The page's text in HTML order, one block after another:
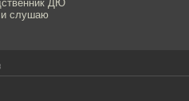
ДЮ
и слушаю